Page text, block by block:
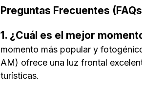
Preguntas Frecuentes
1. ¿Cuál es el mejor
momento más popular y
AM) ofrece una luz frontal
turísticas.